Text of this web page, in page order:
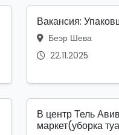
Вакансия:
Беэр Шева
22.11.2025
В центр Тель
маркет(уборка